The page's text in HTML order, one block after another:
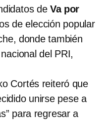
de Va por
de elección popular
donde también
del PRI,
Cortés reiteró que
unirse pese a
para regresar a